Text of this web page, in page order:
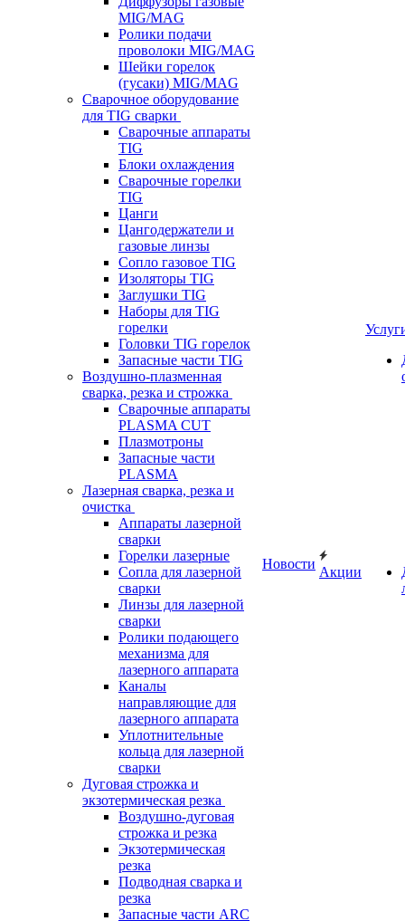
MIG/MAG
Ролики подачи
проволоки MIG/MAG
Шейки горелок
(гусаки) MIG/MAG
Сварочное оборудование
для TIG сварки
Сварочные аппараты
TIG
Блоки охлаждения
Сварочные горелки
TIG
Цанги
Цангодержатели и
газовые линзы
Сопло газовое TIG
Изоляторы TIG
Заглушки TIG
Наборы для TIG
горелки
Головки TIG горелок
Запасные части TIG
Воздушно-плазменная
сварка, резка и строжка
Сварочные аппараты
PLASMA CUT
Плазмотроны
Запасные части
PLASMA
Лазерная сварка, резка и
очистка
Аппараты лазерной
сварки
Горелки лазерные
Сопла для лазерной
сварки
Линзы для лазерной
сварки
Ролики подающего
механизма для
лазерного аппарата
Каналы
направляющие для
лазерного аппарата
Уплотнительные
кольца для лазерной
сварки
Дуговая строжка и
экзотермическая резка
Воздушно-дуговая
строжка и резка
Экзотермическая
резка
Подводная сварка и
резка
Запасные части ARC
Новости
Акции